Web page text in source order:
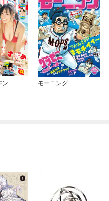
ン モーニング